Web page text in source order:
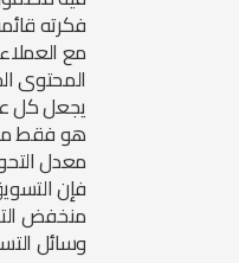
فكرته
مع
المحتوى
يجعل كل
هو فقط
معدل
فإن
منخفض
وسائل